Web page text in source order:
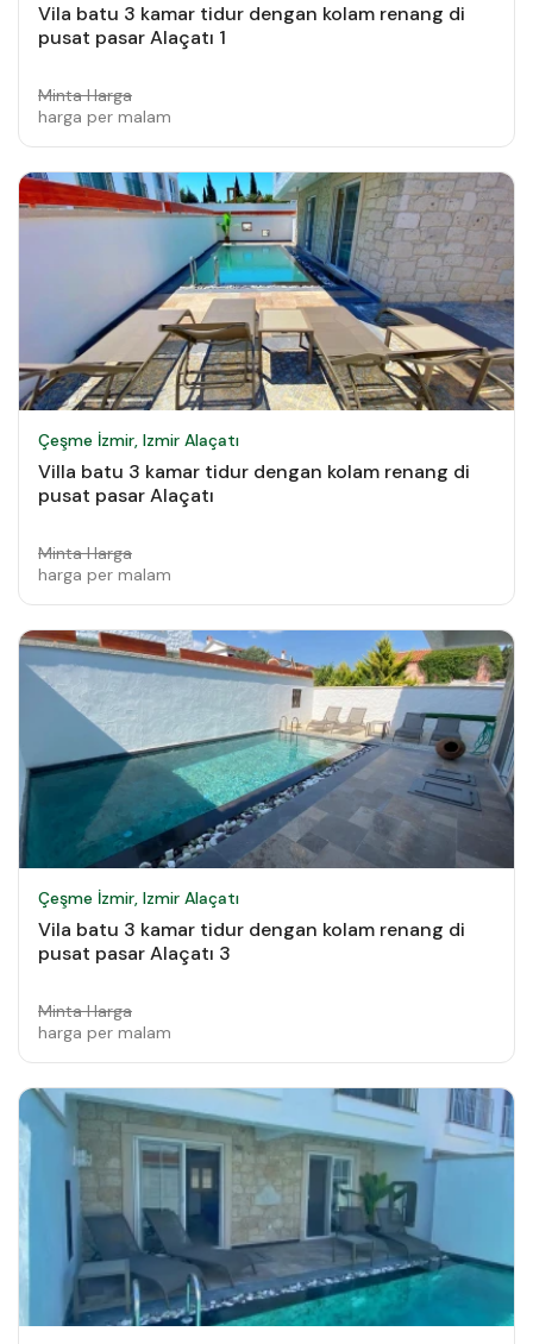
Vila batu 3 kamar tidur dengan kolam renang di
pusat pasar Alaçatı 1
Minta Harga
harga per malam
Çeşme İzmir, Izmir Alaçatı
Villa batu 3 kamar tidur dengan kolam renang di
pusat pasar Alaçatı
Minta Harga
harga per malam
Çeşme İzmir, Izmir Alaçatı
Vila batu 3 kamar tidur dengan kolam renang di
pusat pasar Alaçatı 3
Minta Harga
harga per malam